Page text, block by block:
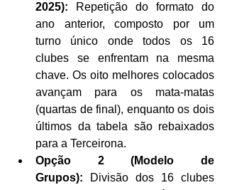
2025): Repetição do formato do
ano anterior, composto por um
turno único onde todos os 16
clubes se enfrentam na mesma
chave. Os oito melhores colocados
avançam para os mata-matas
(quartas de final), enquanto os dois
últimos da tabela são rebaixados
para a Terceirona.
Opção 2 (Modelo de
Grupos): Divisão dos 16 clubes